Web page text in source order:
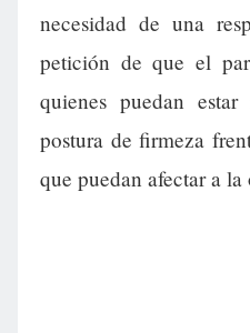
necesidad de una
petición de que el
quienes puedan
postura de firmeza
que puedan afectar a